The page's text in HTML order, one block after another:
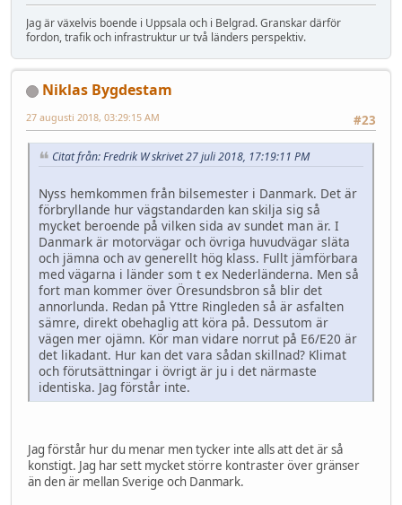
Jag är växelvis boende i Uppsala och i Belgrad. Granskar därför
fordon, trafik och infrastruktur ur två länders perspektiv.
Niklas Bygdestam
#23
27 augusti 2018, 03:29:15 AM
Citat från: Fredrik W skrivet 27 juli 2018, 17:19:11 PM
Nyss hemkommen från bilsemester i Danmark. Det är
förbryllande hur vägstandarden kan skilja sig så
mycket beroende på vilken sida av sundet man är. I
Danmark är motorvägar och övriga huvudvägar släta
och jämna och av generellt hög klass. Fullt jämförbara
med vägarna i länder som t ex Nederländerna. Men så
fort man kommer över Öresundsbron så blir det
annorlunda. Redan på Yttre Ringleden så är asfalten
sämre, direkt obehaglig att köra på. Dessutom är
vägen mer ojämn. Kör man vidare norrut på E6/E20 är
det likadant. Hur kan det vara sådan skillnad? Klimat
och förutsättningar i övrigt är ju i det närmaste
identiska. Jag förstår inte.
Jag förstår hur du menar men tycker inte alls att det är så
konstigt. Jag har sett mycket större kontraster över gränser
än den är mellan Sverige och Danmark.